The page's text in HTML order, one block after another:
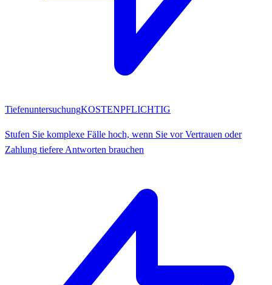
TiefenuntersuchungKOSTENPFLICHTIG
Stufen Sie komplexe Fälle hoch, wenn Sie vor Vertrauen oder
Zahlung tiefere Antworten brauchen